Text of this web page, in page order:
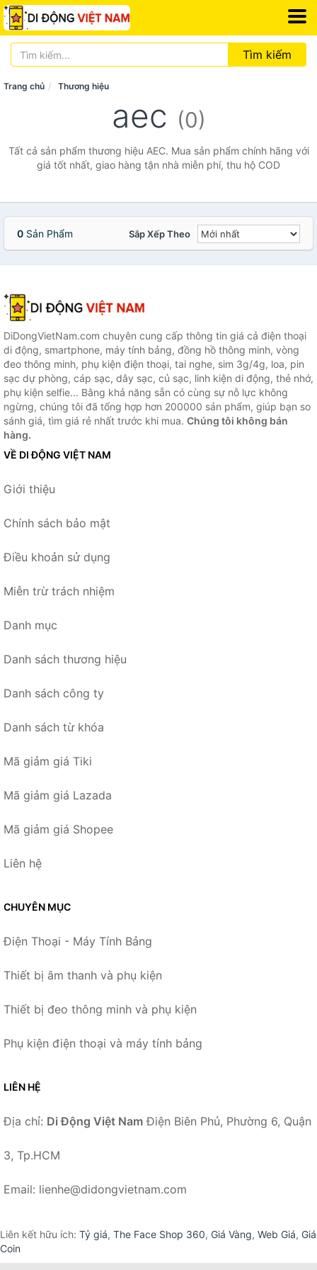
Tìm kiếm
Trang chủ Thương hiệu
aec (0)
Tất cả sản phẩm thương hiệu AEC. Mua sản phẩm chính hãng với
giá tốt nhất, giao hàng tận nhà miễn phí, thu hộ COD
0 Sản Phẩm Sắp Xếp Theo
DiDongVietNam.com chuyên cung cấp thông tin giá cả điện thoại
di động, smartphone, máy tính bảng, đồng hồ thông minh, vòng
đeo thông minh, phụ kiện điện thoại, tai nghe, sim 3g/4g, loa, pin
sạc dự phòng, cáp sạc, dây sạc, củ sạc, linh kiện di động, thẻ nhớ,
phụ kiện selfie... Bằng khả năng sẵn có cùng sự nỗ lực không
ngừng, chúng tôi đã tổng hợp hơn 200000 sản phẩm, giúp bạn so
sánh giá, tìm giá rẻ nhất trước khi mua. Chúng tôi không bán
hàng.
VỀ DI ĐỘNG VIỆT NAM
Giới thiệu
Chính sách bảo mật
Điều khoản sử dụng
Miễn trừ trách nhiệm
Danh mục
Danh sách thương hiệu
Danh sách công ty
Danh sách từ khóa
Mã giảm giá Tiki
Mã giảm giá Lazada
Mã giảm giá Shopee
Liên hệ
CHUYÊN MỤC
Điện Thoại - Máy Tính Bảng
Thiết bị âm thanh và phụ kiện
Thiết bị đeo thông minh và phụ kiện
Phụ kiện điện thoại và máy tính bảng
LIÊN HỆ
Địa chỉ: Di Động Việt Nam Điện Biên Phủ, Phường 6, Quận
3, Tp.HCM
Email: lienhe@didongvietnam.com
Liên kết hữu ích: Tỷ giá, The Face Shop 360, Giá Vàng, Web Giá, Giá
Coin